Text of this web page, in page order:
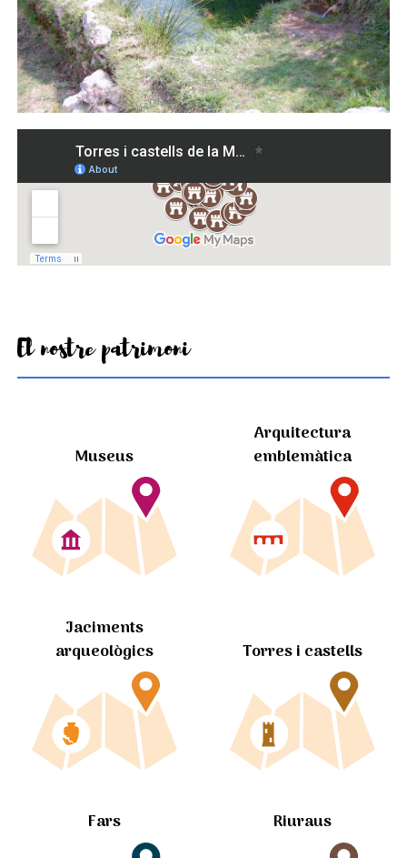
El nostre patrimoni
Museus
Arquitectura
emblemàtica
Jaciments
arqueològics
Torres i castells
Fars Riuraus